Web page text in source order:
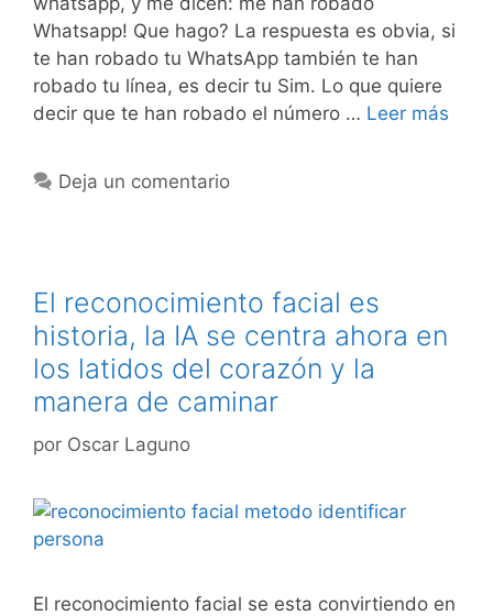
Whatsapp! Que hago? La respuesta es obvia, si
te han robado tu WhatsApp también te han
robado tu línea, es decir tu Sim. Lo que quiere
decir que te han robado el número … Leer más
Deja un comentario
El reconocimiento facial es
historia, la IA se centra ahora en
los latidos del corazón y la
manera de caminar
por Oscar Laguno
El reconocimiento facial se esta convirtiendo en